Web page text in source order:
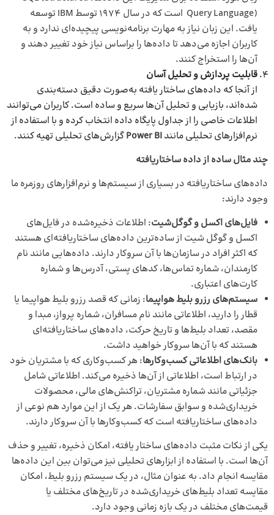
Query Language) است که در سال 1974 توسط IBM توسعه
یافت. این زبان نیاز به مهارت برنامه‌نویسی پیچیده‌ای ندارد و به
کاربران اجازه می‌دهد تا داده‌ها را براساس نیاز خود تغییر دهند و
آن‌ها را استخراج کنند.
قابلیت پردازش و تحلیل آسان
از آنجا که داده‌های ساختار یافته به‌صورت دقیق دسته‌بندی
شده‌اند، بازیابی و تحلیل آن‌ها سریع و ساده است. کاربران می‌توانند
اطلاعات خاصی را از جداول پایگاه داده انتخاب کرده و با استفاده از
نرم‌افزارهای تحلیلی مانندPower BIگزارش‌های تحلیلی تهیه کنند.
چند مثال ساده از داده ساختاریافته
داده‌های ساختاریافته در بسیاری از سیستم‌ها و نرم‌افزارهای روزمره ما
وجود دارند:
فایل‌های اکسل و گوگل‌شیت: اطلاعات ذخیره‌شده در فایل‌های
اکسل و گوگل شیت از ساده‌ترین داده‌های ساختاریافته‌ای هستند
که اکثر افراد در سازمان‌ها با آن سروکار دارند. داده‌هایی مانند نام
کارمندان، شماره تماس‌ها، کدهای پستی، آدرس‌ها و شماره
کارت‌های اعتباری.
سیستم‌های رزرو بلیط هواپیما: زمانی که قصد رزرو بلیط هواپیما یا
قطار را دارید، اطلاعاتی مانند نام مسافران، شماره پرواز، مبدا و
مقصد، تعداد بلیط‌ها و تاریخ حرکت، داده‌های ساختاریافته‌ای
هستند که با آن‌ها سروکار خواهید داشت.
بانک‌های اطلاعاتی کسب‌وکارها: هر کسب‌وکاری که با مشتریان خود
در ارتباط است، اطلاعاتی از آن‌ها ذخیره می‌کند. اطلاعاتی شامل
جزئیاتی مانند شماره مشتریان، تراکنش‌های مالی، محصولات
خریداری‌شده و سوابق سفارشات. هر یک از این موارد هم نوعی از
داده‌های ساختاریافته است که کسب‌وکارها با آن سروکار دارند.
یکی از نکات مثبت داده‌های ساختار یافته، امکان ذخیره، تغییر و حذف
آن‌ها است. با استفاده از ابزارهای تحلیلی نیز می‌توان بین این داده‌ها
مقایسه انجام داد. به عنوان مثال، در یک سیستم رزرو بلیط، امکان
مقایسه تعداد بلیط‌های خریداری‌شده در تاریخ‌های مختلف یا
قیمت‌های مختلف در یک بازه زمانی وجود دارد.